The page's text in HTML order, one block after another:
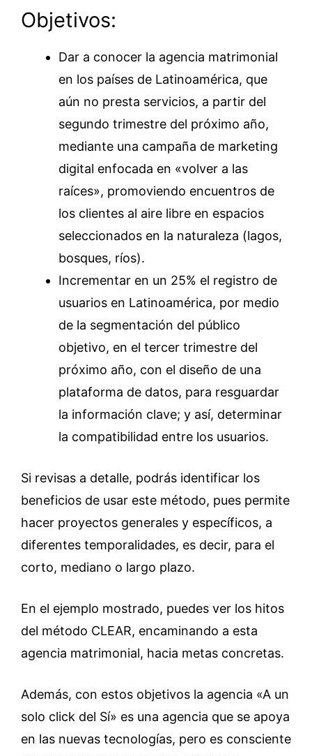
Objetivos:
Dar a conocer la agencia matrimonial
en los países de Latinoamérica, que
aún no presta servicios, a partir del
segundo trimestre del próximo año,
mediante una campaña de marketing
digital enfocada en «volver a las
raíces», promoviendo encuentros de
los clientes al aire libre en espacios
seleccionados en la naturaleza (lagos,
bosques, ríos).
Incrementar en un 25% el registro de
usuarios en Latinoamérica, por medio
de la segmentación del público
objetivo, en el tercer trimestre del
próximo año, con el diseño de una
plataforma de datos, para resguardar
la información clave; y así, determinar
la compatibilidad entre los usuarios.
Si revisas a detalle, podrás identificar los
beneficios de usar este método, pues permite
hacer proyectos generales y específicos, a
diferentes temporalidades, es decir, para el
corto, mediano o largo plazo.
En el ejemplo mostrado, puedes ver los hitos
del método CLEAR, encaminando a esta
agencia matrimonial, hacia metas concretas.
Además, con estos objetivos la agencia «A un
solo click del Sí» es una agencia que se apoya
en las nuevas tecnologías, pero es consciente